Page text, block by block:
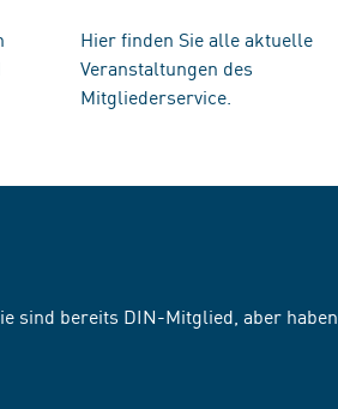
Hier finden Sie alle aktuelle
Veranstaltungen des
Mitgliederservice.
sind bereits DIN-Mitglied, aber haben